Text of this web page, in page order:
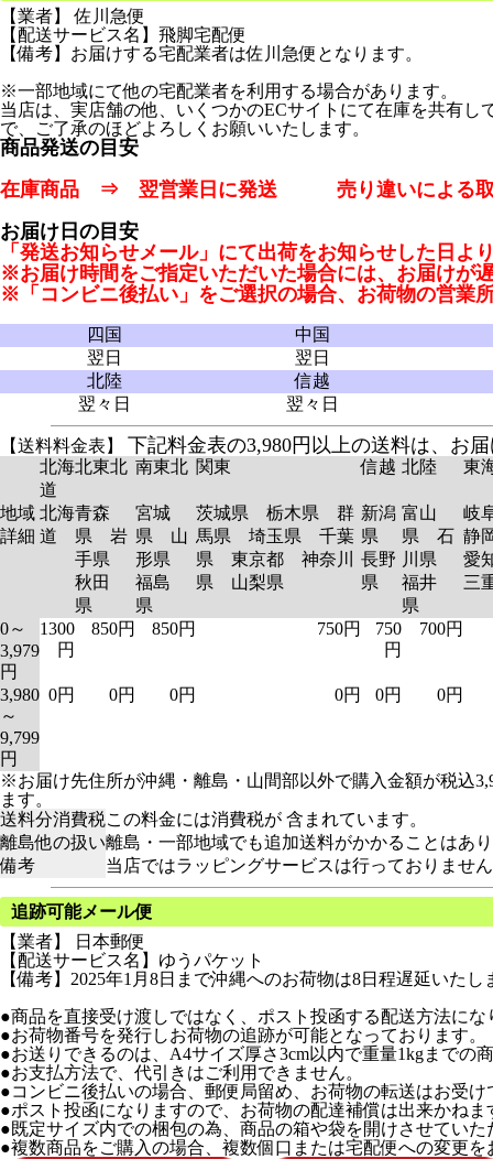
【業者】 佐川急便
【配送サービス名】飛脚宅配便
【備考】お届けする宅配業者は佐川急便となります。
※一部地域にて他の宅配業者を利用する場合があります。
当店は、実店舗の他、いくつかのECサイトにて在庫を共有
で、ご了承のほどよろしくお願いいたします。
商品発送の目安
在庫商品 ⇒ 翌営業日に発送 売り違いによる取
お届け日の目安
「発送お知らせメール」にて出荷をお知らせした日
※お届け時間をご指定いただいた場合には、お届けが
※「コンビニ後払い」をご選択の場合、お荷物の営業
四国
中国
翌日
翌日
北陸
信越
翌々日
翌々日
【送料料金表】 下記料金表の3,980円以上の送料は、お
北海
道
北東北 南東北 関東 信越 北陸 東
地域
詳細
北海
道
青森
県 岩
手県
秋田
県
宮城
県 山
形県
福島
県
茨城県 栃木県 群
馬県 埼玉県 千葉
県 東京都 神奈川
県 山梨県
新潟
県
長野
県
富山
県 石
川県
福井
県
岐
静
愛
三
0～
3,979
円
1300
円
850円 850円 750円
750
円
700円
3,980
～
9,799
円
0円 0円 0円 0円 0円 0円
※お届け先住所が沖縄・離島・山間部以外で購入金額が税込
ます。
送料分消費税この料金には消費税が 含まれています。
離島他の扱い離島・一部地域でも追加送料がかかることはあ
備考
当店ではラッピングサービスは行っておりませ
追跡可能メール便
【業者】 日本郵便
【配送サービス名】ゆうパケット
【備考】2025年1月8日まで沖縄へのお荷物は8日程遅延いた
●商品を直接受け渡しではなく、ポスト投函する配送方法にな
●お荷物番号を発行しお荷物の追跡が可能となっております。
●お送りできるのは、A4サイズ厚さ3cm以内で重量1kgまでの
●お支払方法で、代引きはご利用できません。
●コンビニ後払いの場合、郵便局留め、お荷物の転送はお受け
●ポスト投函になりますので、お荷物の配達補償は出来かねま
●既定サイズ内での梱包の為、商品の箱や袋を開けさせてい
●複数商品をご購入の場合、複数個口または宅配便への変更